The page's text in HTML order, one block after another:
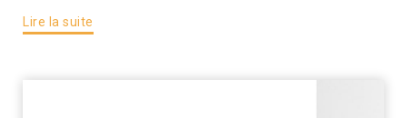
Lire la suite